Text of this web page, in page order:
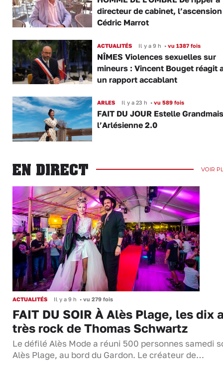
directeur de cabinet,
Cédric Marrot
ACTUALITÉS Il y a 9 h •vu 1387 fois
NÎMES Violences sexuelles sur
mineurs : Vincent Bouget réagit
un rapport accablant
ARLES Il y a 23 h •vu 589 fois
FAIT DU JOUR Estelle
l’Arlésienne 2.0
EN DIRECT VOIR
ACTUALITÉS Il y a 9 h • vu 279 fois
FAIT DU SOIR À Alès Plage, les dix
très rock de Thomas Schwartz
Le défilé Alès Mode a réuni 500 personnes samedi
Alès Plage, au bord du Gardon. Le créateur de…